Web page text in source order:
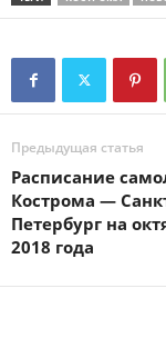
Предыдущая статья
Расписание
Кострома —
Петербург на
2018 года